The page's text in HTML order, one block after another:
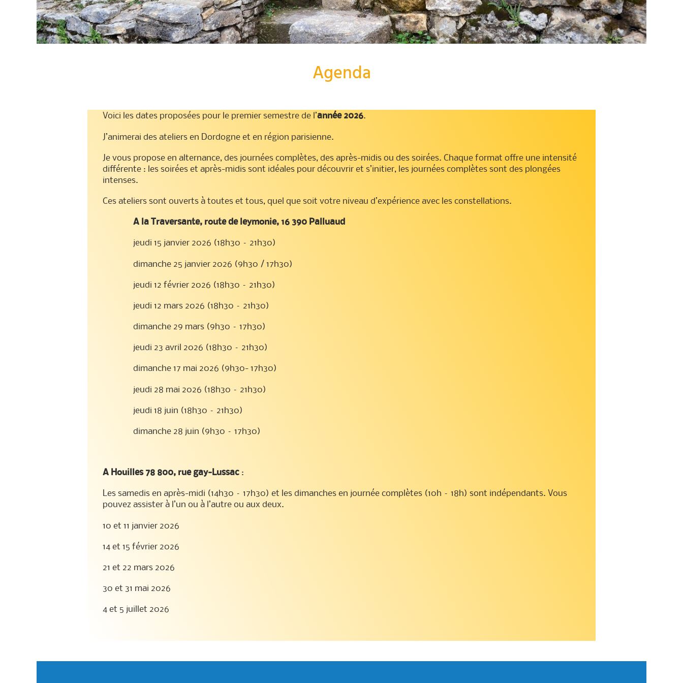
Agenda
Voici les dates proposées pour le premier semestre de l’année 2026.
J’animerai des ateliers en Dordogne et en région parisienne.
Je vous propose en alternance, des journées complètes, des après-midis ou des soirées. Chaque format offre une intensité
différente : les soirées et après-midis sont idéales pour découvrir et s’initier, les journées complètes sont des plongées
intenses.
Ces ateliers sont ouverts à toutes et tous, quel que soit votre niveau d’expérience avec les constellations.
A la Traversante, route de leymonie, 16 390 Palluaud
jeudi 15 janvier 2026 (18h30 – 21h30)
dimanche 25 janvier 2026 (9h30 / 17h30)
jeudi 12 février 2026 (18h30 – 21h30)
jeudi 12 mars 2026 (18h30 – 21h30)
dimanche 29 mars (9h30 – 17h30)
jeudi 23 avril 2026 (18h30 – 21h30)
dimanche 17 mai 2026 (9h30- 17h30)
jeudi 28 mai 2026 (18h30 – 21h30)
jeudi 18 juin (18h30 – 21h30)
dimanche 28 juin (9h30 – 17h30)
A Houilles 78 800, rue gay-Lussac :
Les samedis en après-midi (14h30 – 17h30) et les dimanches en journée complètes (10h – 18h) sont indépendants. Vous
pouvez assister à l’un ou à l’autre ou aux deux.
10 et 11 janvier 2026
14 et 15 février 2026
21 et 22 mars 2026
30 et 31 mai 2026
4 et 5 juillet 2026